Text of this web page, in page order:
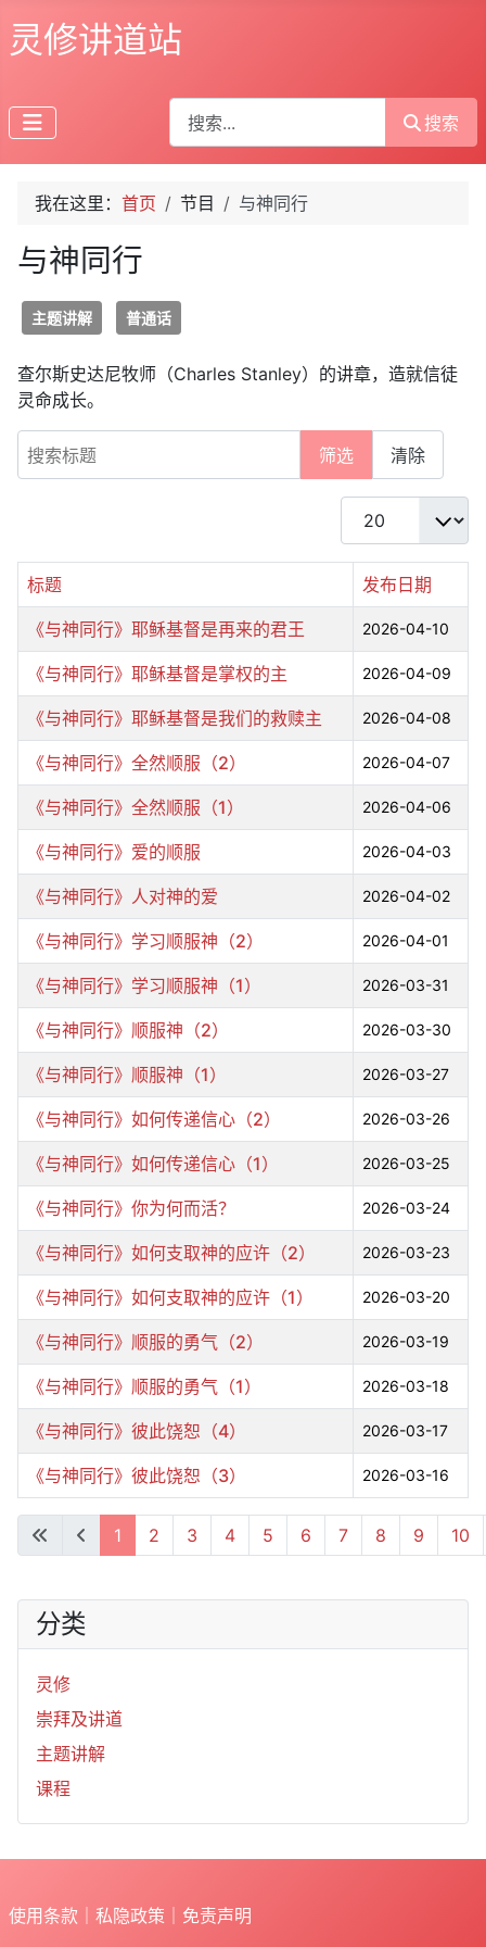
灵修讲道站
搜索
搜索
我在这里： 首页 节目 与神同行
与神同行
主题讲解 普通话
查尔斯史达尼牧师（Charles Stanley）的讲章，造就信徒
灵命成长。
搜索标题
筛选 清除
每页显示条数
文章列表
标题 发布日期
《与神同行》耶稣基督是再来的君王 2026-04-10
《与神同行》耶稣基督是掌权的主 2026-04-09
《与神同行》耶稣基督是我们的救赎主 2026-04-08
《与神同行》全然顺服（2） 2026-04-07
《与神同行》全然顺服（1） 2026-04-06
《与神同行》爱的顺服 2026-04-03
《与神同行》人对神的爱 2026-04-02
《与神同行》学习顺服神（2） 2026-04-01
《与神同行》学习顺服神（1） 2026-03-31
《与神同行》顺服神（2） 2026-03-30
《与神同行》顺服神（1） 2026-03-27
《与神同行》如何传递信心（2） 2026-03-26
《与神同行》如何传递信心（1） 2026-03-25
《与神同行》你为何而活？ 2026-03-24
《与神同行》如何支取神的应许（2） 2026-03-23
《与神同行》如何支取神的应许（1） 2026-03-20
《与神同行》顺服的勇气（2） 2026-03-19
《与神同行》顺服的勇气（1） 2026-03-18
《与神同行》彼此饶恕（4） 2026-03-17
《与神同行》彼此饶恕（3） 2026-03-16
第 1 页 共 55 页
1 2 3 4 5 6 7 8 9 10
分类
灵修
崇拜及讲道
主题讲解
课程
使用条款 私隐政策 免责声明